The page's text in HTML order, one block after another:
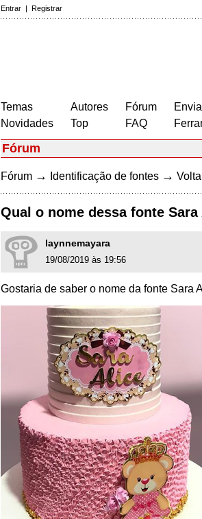
Entrar | Registrar
Temas
Novidades
Autores
Top
Fórum
FAQ
Fórum
Fórum → Identificação de fontes →
Qual o nome dessa fonte
laynnemayara
19/08/2019 às 19:56
Gostaria de saber o nome da fonte Sara